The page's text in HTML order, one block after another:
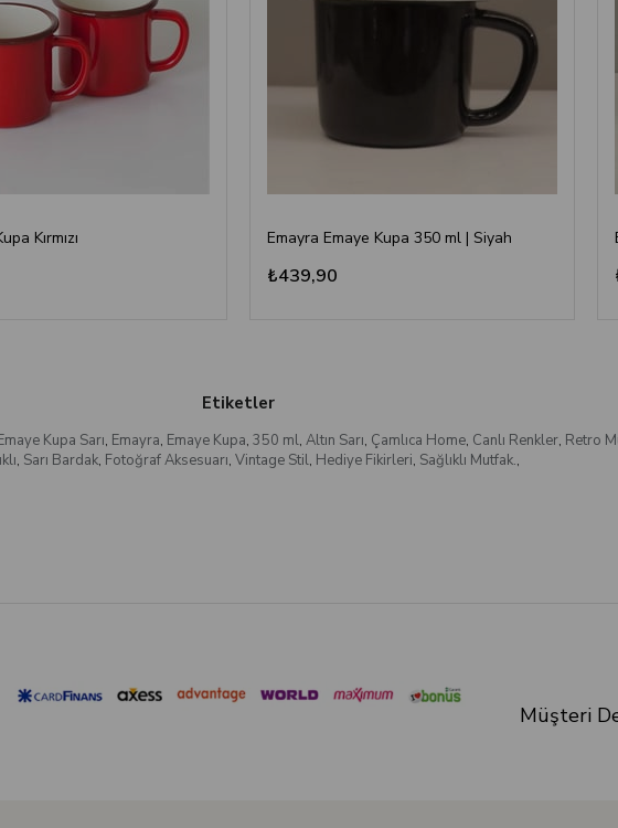
Kırmızı Emayra Emaye Kupa 350 ml | Siyah
₺439,90
Etiketler
Kupa Sarı, Emayra, Emaye Kupa, 350 ml, Altın Sarı, Çamlıca Home, Canlı Renkler, Retro
, Sarı Bardak, Fotoğraf Aksesuarı, Vintage Stil, Hediye Fikirleri, Sağlıklı Mutfak.,
Müşteri